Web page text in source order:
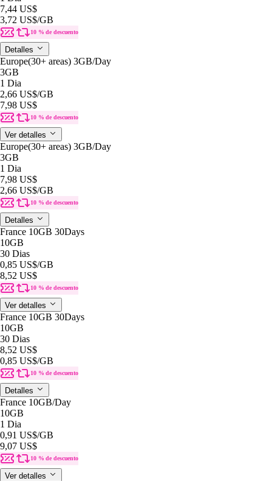
7,44 US$
3,72 US$/GB
10 % de descuento
Detalles
Europe(30+ areas) 3GB/Day
3GB
1 Dia
2,66 US$/GB
7,98 US$
10 % de descuento
Ver detalles
Europe(30+ areas) 3GB/Day
3GB
1 Dia
7,98 US$
2,66 US$/GB
10 % de descuento
Detalles
France 10GB 30Days
10GB
30 Dias
0,85 US$/GB
8,52 US$
10 % de descuento
Ver detalles
France 10GB 30Days
10GB
30 Dias
8,52 US$
0,85 US$/GB
10 % de descuento
Detalles
France 10GB/Day
10GB
1 Dia
0,91 US$/GB
9,07 US$
10 % de descuento
Ver detalles